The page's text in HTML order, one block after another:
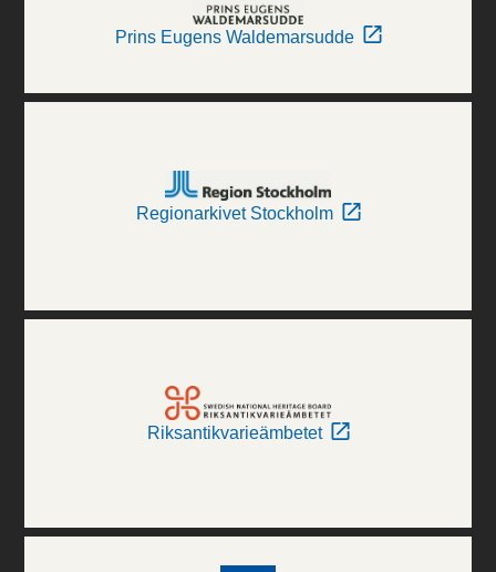
Prins Eugens Waldemarsudde
Regionarkivet Stockholm
Riksantikvarieämbetet